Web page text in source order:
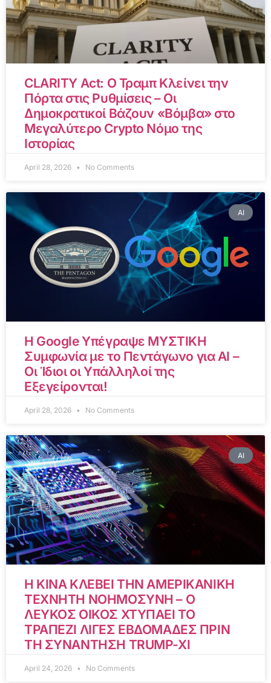
CLARITY Act: Ο Τραμπ Κλείνει την
Πόρτα στις Ρυθμίσεις – Οι
Δημοκρατικοί Βάζουν «Βόμβα» στο
Μεγαλύτερο Crypto Νόμο της
Ιστορίας
April 28, 2026 No Comments
AI
Η Google Υπέγραψε ΜΥΣΤΙΚΗ
Συμφωνία με το Πεντάγωνο για AI –
Οι Ίδιοι οι Υπάλληλοί της
Εξεγείρονται!
April 28, 2026 No Comments
AI
Η ΚΙΝΑ ΚΛΕΒΕΙ ΤΗΝ ΑΜΕΡΙΚΑΝΙΚΗ
ΤΕΧΝΗΤΗ ΝΟΗΜΟΣΥΝΗ – Ο
ΛΕΥΚΟΣ ΟΙΚΟΣ ΧΤΥΠΑΕΙ ΤΟ
ΤΡΑΠΕΖΙ ΛΙΓΕΣ ΕΒΔΟΜΑΔΕΣ ΠΡΙΝ
ΤΗ ΣΥΝΑΝΤΗΣΗ TRUMP-XI
April 24, 2026 No Comments